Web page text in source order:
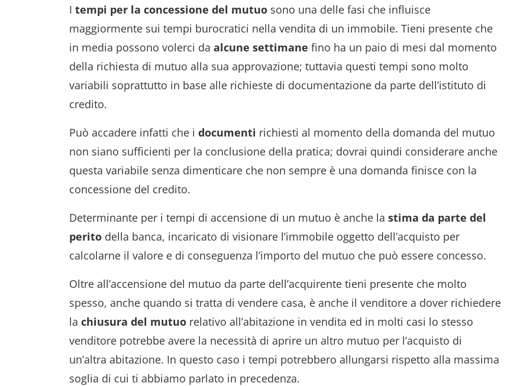
I tempi per la concessione del mutuo sono una delle fasi che influisce
maggiormente sui tempi burocratici nella vendita di un immobile. Tieni presente che
in media possono volerci da alcune settimane fino ha un paio di mesi dal momento
della richiesta di mutuo alla sua approvazione; tuttavia questi tempi sono molto
variabili soprattutto in base alle richieste di documentazione da parte dell’istituto di
credito.
Può accadere infatti che i documenti richiesti al momento della domanda del mutuo
non siano sufficienti per la conclusione della pratica; dovrai quindi considerare anche
questa variabile senza dimenticare che non sempre è una domanda finisce con la
concessione del credito.
Determinante per i tempi di accensione di un mutuo è anche la stima da parte del
perito della banca, incaricato di visionare l’immobile oggetto dell’acquisto per
calcolarne il valore e di conseguenza l’importo del mutuo che può essere concesso.
Oltre all’accensione del mutuo da parte dell’acquirente tieni presente che molto
spesso, anche quando si tratta di vendere casa, è anche il venditore a dover richiedere
la chiusura del mutuo relativo all’abitazione in vendita ed in molti casi lo stesso
venditore potrebbe avere la necessità di aprire un altro mutuo per l’acquisto di
un’altra abitazione. In questo caso i tempi potrebbero allungarsi rispetto alla massima
soglia di cui ti abbiamo parlato in precedenza.